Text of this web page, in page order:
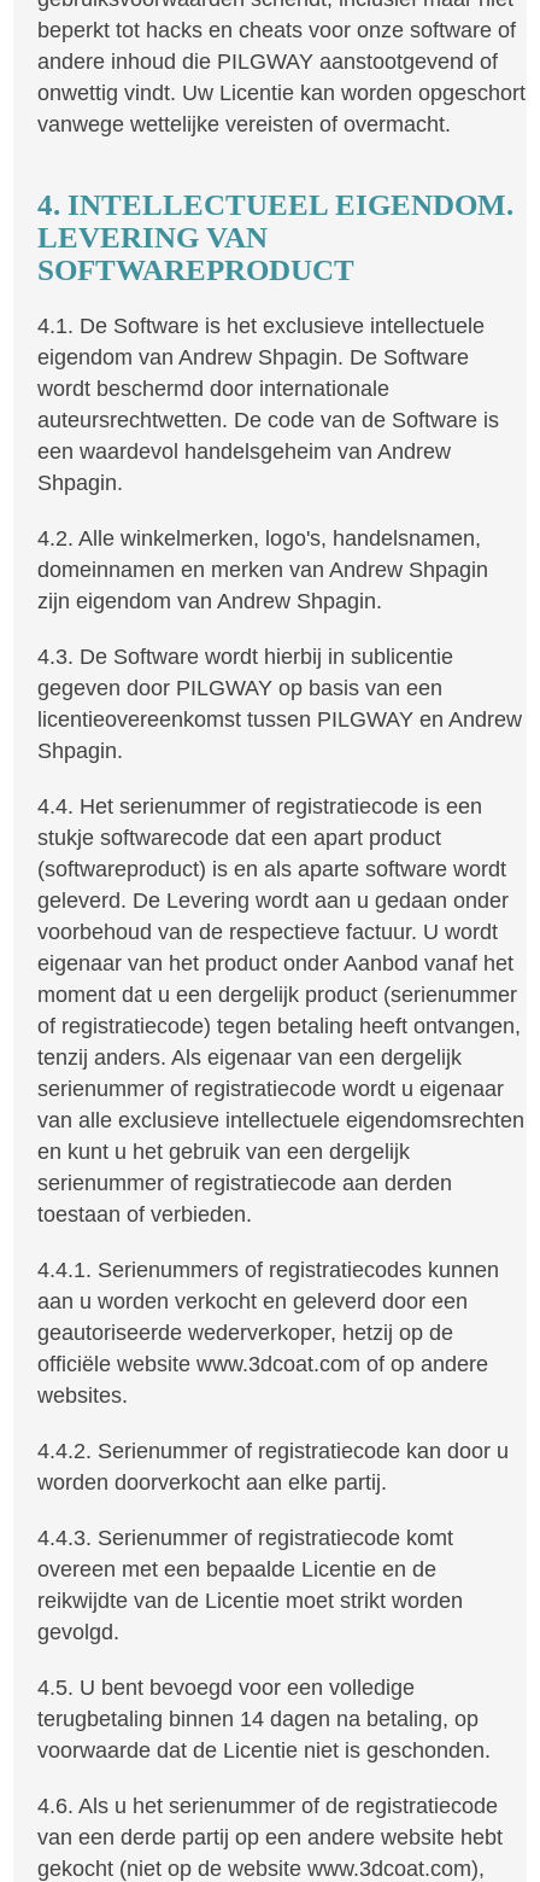
beperkt tot hacks en cheats voor onze software of
andere inhoud die PILGWAY aanstootgevend of
onwettig vindt. Uw Licentie kan worden opgeschort
vanwege wettelijke vereisten of overmacht.
4. INTELLECTUEEL EIGENDOM.
LEVERING VAN
SOFTWAREPRODUCT
4.1. De Software is het exclusieve intellectuele
eigendom van Andrew Shpagin. De Software
wordt beschermd door internationale
auteursrechtwetten. De code van de Software is
een waardevol handelsgeheim van Andrew
Shpagin.
4.2. Alle winkelmerken, logo's, handelsnamen,
domeinnamen en merken van Andrew Shpagin
zijn eigendom van Andrew Shpagin.
4.3. De Software wordt hierbij in sublicentie
gegeven door PILGWAY op basis van een
licentieovereenkomst tussen PILGWAY en Andrew
Shpagin.
4.4. Het serienummer of registratiecode is een
stukje softwarecode dat een apart product
(softwareproduct) is en als aparte software wordt
geleverd. De Levering wordt aan u gedaan onder
voorbehoud van de respectieve factuur. U wordt
eigenaar van het product onder Aanbod vanaf het
moment dat u een dergelijk product (serienummer
of registratiecode) tegen betaling heeft ontvangen,
tenzij anders. Als eigenaar van een dergelijk
serienummer of registratiecode wordt u eigenaar
van alle exclusieve intellectuele eigendomsrechten
en kunt u het gebruik van een dergelijk
serienummer of registratiecode aan derden
toestaan of verbieden.
4.4.1. Serienummers of registratiecodes kunnen
aan u worden verkocht en geleverd door een
geautoriseerde wederverkoper, hetzij op de
officiële website www.3dcoat.com of op andere
websites.
4.4.2. Serienummer of registratiecode kan door u
worden doorverkocht aan elke partij.
4.4.3. Serienummer of registratiecode komt
overeen met een bepaalde Licentie en de
reikwijdte van de Licentie moet strikt worden
gevolgd.
4.5. U bent bevoegd voor een volledige
terugbetaling binnen 14 dagen na betaling, op
voorwaarde dat de Licentie niet is geschonden.
4.6. Als u het serienummer of de registratiecode
van een derde partij op een andere website hebt
gekocht (niet op de website www.3dcoat.com),